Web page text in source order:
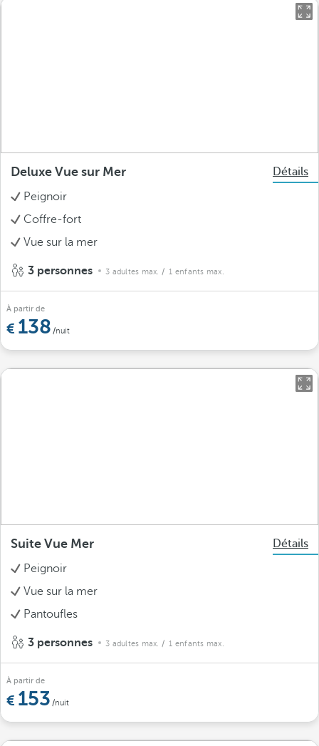
Deluxe Vue sur Mer
Détails
Peignoir
Coffre-fort
Vue sur la mer
3 personnes 3 adultes max. / 1 enfants max.
À partir de
138 /nuit
Suite Vue Mer
Détails
Peignoir
Vue sur la mer
Pantoufles
3 personnes 3 adultes max. / 1 enfants max.
À partir de
153 /nuit